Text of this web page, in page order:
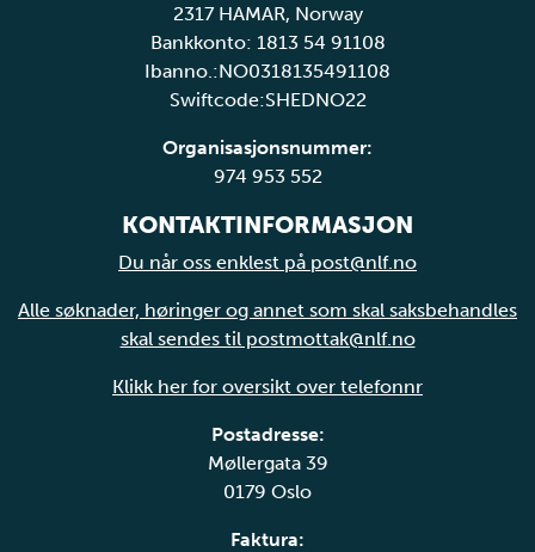
2317 HAMAR, Norway
Bankkonto: 1813 54 91108
Ibanno.:NO0318135491108
Swiftcode:SHEDNO22
Organisasjonsnummer:
974 953 552
KONTAKTINFORMASJON
Du når oss enklest på post@nlf.no
Alle søknader, høringer og annet som skal saksbehandles
skal sendes til postmottak@nlf.no
Klikk her for oversikt over telefonnr
Postadresse:
Møllergata 39
0179 Oslo
Faktura: